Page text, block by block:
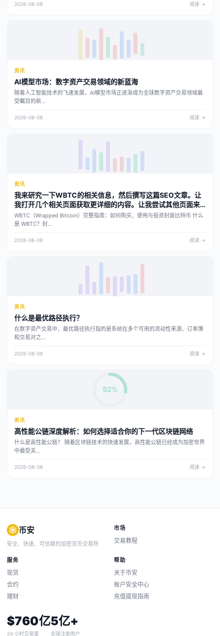
2026-08-08 阅读 →
资讯
AI模型市场：数字资产交易领域的新蓝海
随着人工智能技术的飞速发展，AI模型市场正逐渐成为全球数字资产交易领域最
受瞩目的新...
2026-08-08 阅读 →
资讯
我来研究一下WBTC的相关信息，然后撰写这篇SEO文章。让
我打开几个相关页面获取更详细的内容。让我尝试其他页面来
源获取更详细的信息。我已经获得了足够的信息来撰写这篇关
于WBTC的SEO文章。现在开始撰写。
WBTC（Wrapped Bitcoin）完整指南：如何购买、使用与投资封装比特币 什么
是 WBTC？封...
2026-08-08 阅读 →
资讯
什么是最优路径执行？
在数字资产交易中，最优路径执行指的是系统在多个可用的流动性来源、订单簿
和交易对之...
2026-08-08 阅读 →
52%
资讯
高性能公链深度解析：如何选择适合你的下一代区块链网络
什么是高性能公链？ 随着区块链技术的快速发展，高性能公链已经成为加密世界
中最受关...
2026-08-08 阅读 →
币安
安全、快速、可信赖的加密货币交易所
市场
交易教程
服务
现货
合约
理财
帮助
关于币安
账户安全中心
充值提现指南
$760亿
24 小时交易量
5亿+
全球注册用户